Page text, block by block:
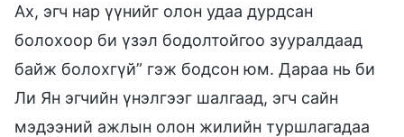
Ах, эгч нар үүнийг олон удаа дурдсан
болохоор би үзэл бодолтойгоо зууралдаад
байж болохгүй” гэж бодсон юм. Дараа нь би
Ли Ян эгчийн үнэлгээг шалгаад, эгч сайн
мэдээний ажлын олон жилийн туршлагадаа